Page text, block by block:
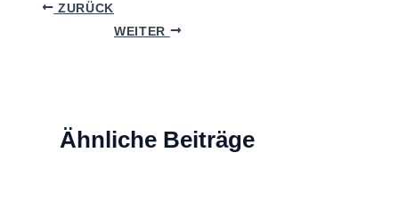
ZURÜCK
WEITER
Ähnliche Beiträge